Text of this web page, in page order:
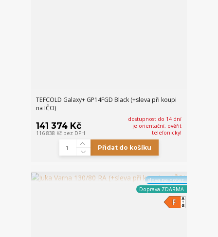
TEFCOLD Galaxy+ GP14FGD Black (+sleva při koupi
na IČO)
141 374 Kč
116 838 Kč bez DPH
dostupnost do 14 dní
je orientační, ověřit
telefonicky!
Přidat do košíku
sleva na dotaz
Doprava ZDARMA